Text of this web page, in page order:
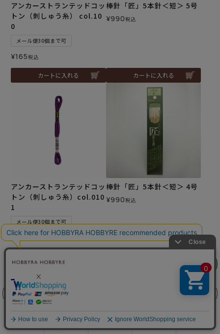
商品を探す 手芸を学ぶ ガイド 店舗情報 ログイン
前に戻る
フェア
アンカーストランテッドコッ
トン（刺しゅう糸） col.10
0
メール便30個まで可
¥165税込
カートに入れる
棒針「匠」5本針＜短＞ 5号
¥990税込
カートに入れる
アンカーストランテッドコッ
トン（刺しゅう糸）col.010
1
メール便30個まで可
¥165 税込
棒針「匠」5本針＜短＞ 4号
¥990税込